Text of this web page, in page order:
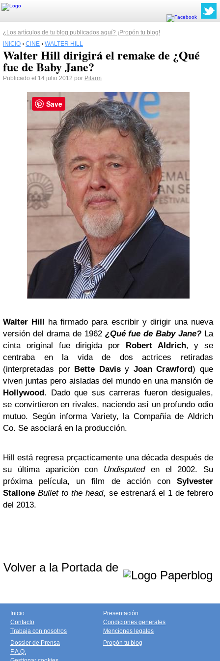
¿Los artículos de tu blog publicados aquí? ¡Propón tu blog!
INICIO › CINE › WALTER HILL
Walter Hill dirigirá el remake de ¿Qué
fue de Baby Jane?
Publicado el 14 julio 2012 por Pilarm
Walter Hill ha firmado para escribir y dirigir una nueva
versión del drama de 1962 ¿Qué fue de Baby Jane? La
cinta original fue dirigida por RobertAldrich, y se
centraba en la vida de dos actrices retiradas
(interpretadas por Bette Davis y Joan Crawford) que
viven juntas pero aisladas del mundo en una mansión de
Hollywood. Dado que sus carreras fueron desiguales,
se convirtieron en rivales, naciendo así un profundo odio
mutuo. Según informa Variety, la Compañía de Aldrich
Co. Se asociará en la producción.
Hill está regresa prçacticamente una década después de
su última aparición con Undisputeden el 2002. Su
próxima película, un film de acción con Sylvester
Stallone Bullet to the head, se estrenará el 1 de febrero
del 2013.
Volver a la Portada de
Inicio
Contacto
Trabaja con nosotros
Presentación
Condiciones generales
Menciones legales
Dossier de Prensa
F.A.Q.
Propón tu blog
Save